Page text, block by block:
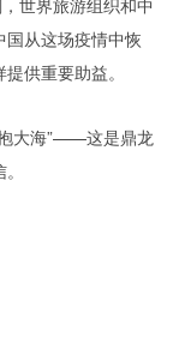
世界旅游组织和中
从这场疫情中恢
供重要助益。
大海”——这是鼎龙